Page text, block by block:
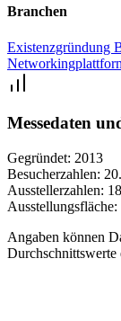
Branchen
Existenzgründung
Messedaten
Gegründet: 2013
Besucherzahlen:
Ausstellerzahlen:
Ausstellungsfläche:
Angaben können
Durchschnittswerte